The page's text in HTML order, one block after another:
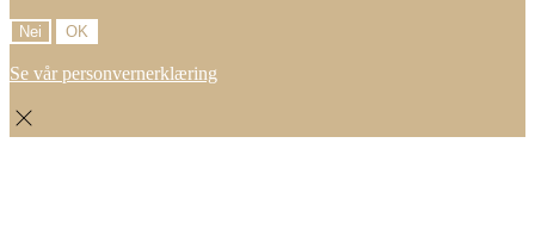
Nei OK
Se vår personvernerklæring